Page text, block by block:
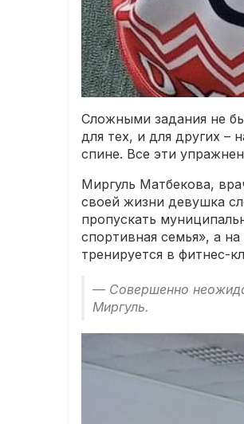
Сложными задания не
для тех, и для других –
спине. Все эти
Миргуль Матбекова,
своей жизни девушка
пропускать
спортивная семья», а
тренируется в фитнес-
— Совершенно
Миргуль.